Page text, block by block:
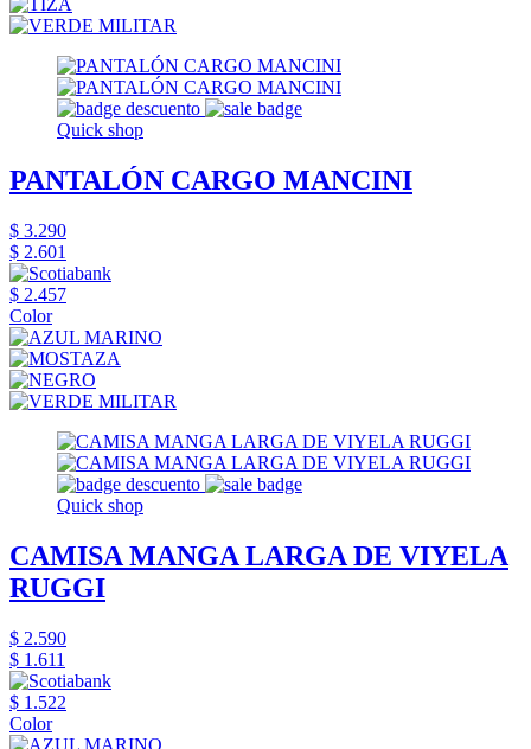
Quick shop
PANTALÓN CARGO MANCINI
$ 3.290
$ 2.601
$ 2.457
Color
Quick shop
CAMISA MANGA LARGA DE VIYELA
RUGGI
$ 2.590
$ 1.611
$ 1.522
Color